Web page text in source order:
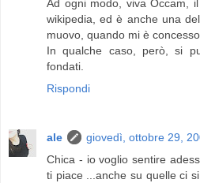
Ad ogni modo, viva Occam,
wikipedia, ed è anche una
muovo, quando mi è concesso.
In qualche caso, però, si
fondati.
Rispondi
ale
giovedì, ottobre 29,
Chica - io voglio sentire
ti piace ...anche su quelle ci